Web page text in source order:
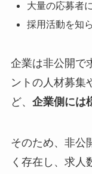
大量の応募者
採用活動を知
企業は非公開で
ントの人材募集
ど、 企業側には
そのため、非公
く存在し、求人